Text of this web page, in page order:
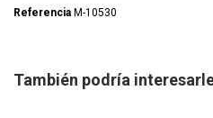
Referencia M-10530
También podría